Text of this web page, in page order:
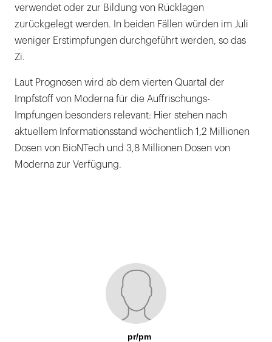
verwendet oder zur Bildung von Rücklagen
zurückgelegt werden. In beiden Fällen würden im Juli
weniger Erstimpfungen durchgeführt werden, so das
Zi.
Laut Prognosen wird ab dem vierten Quartal der
Impfstoff von Moderna für die Auffrischungs-
Impfungen besonders relevant: Hier stehen nach
aktuellem Informationsstand wöchentlich 1,2 Millionen
Dosen von BioNTech und 3,8 Millionen Dosen von
Moderna zur Verfügung.
pr/pm